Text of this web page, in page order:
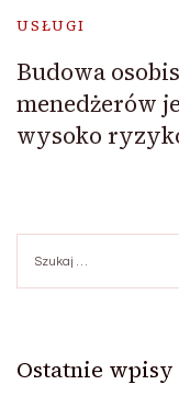
USŁUGI
Budowa
menedżerów
wysoko
Ostatnie wpisy